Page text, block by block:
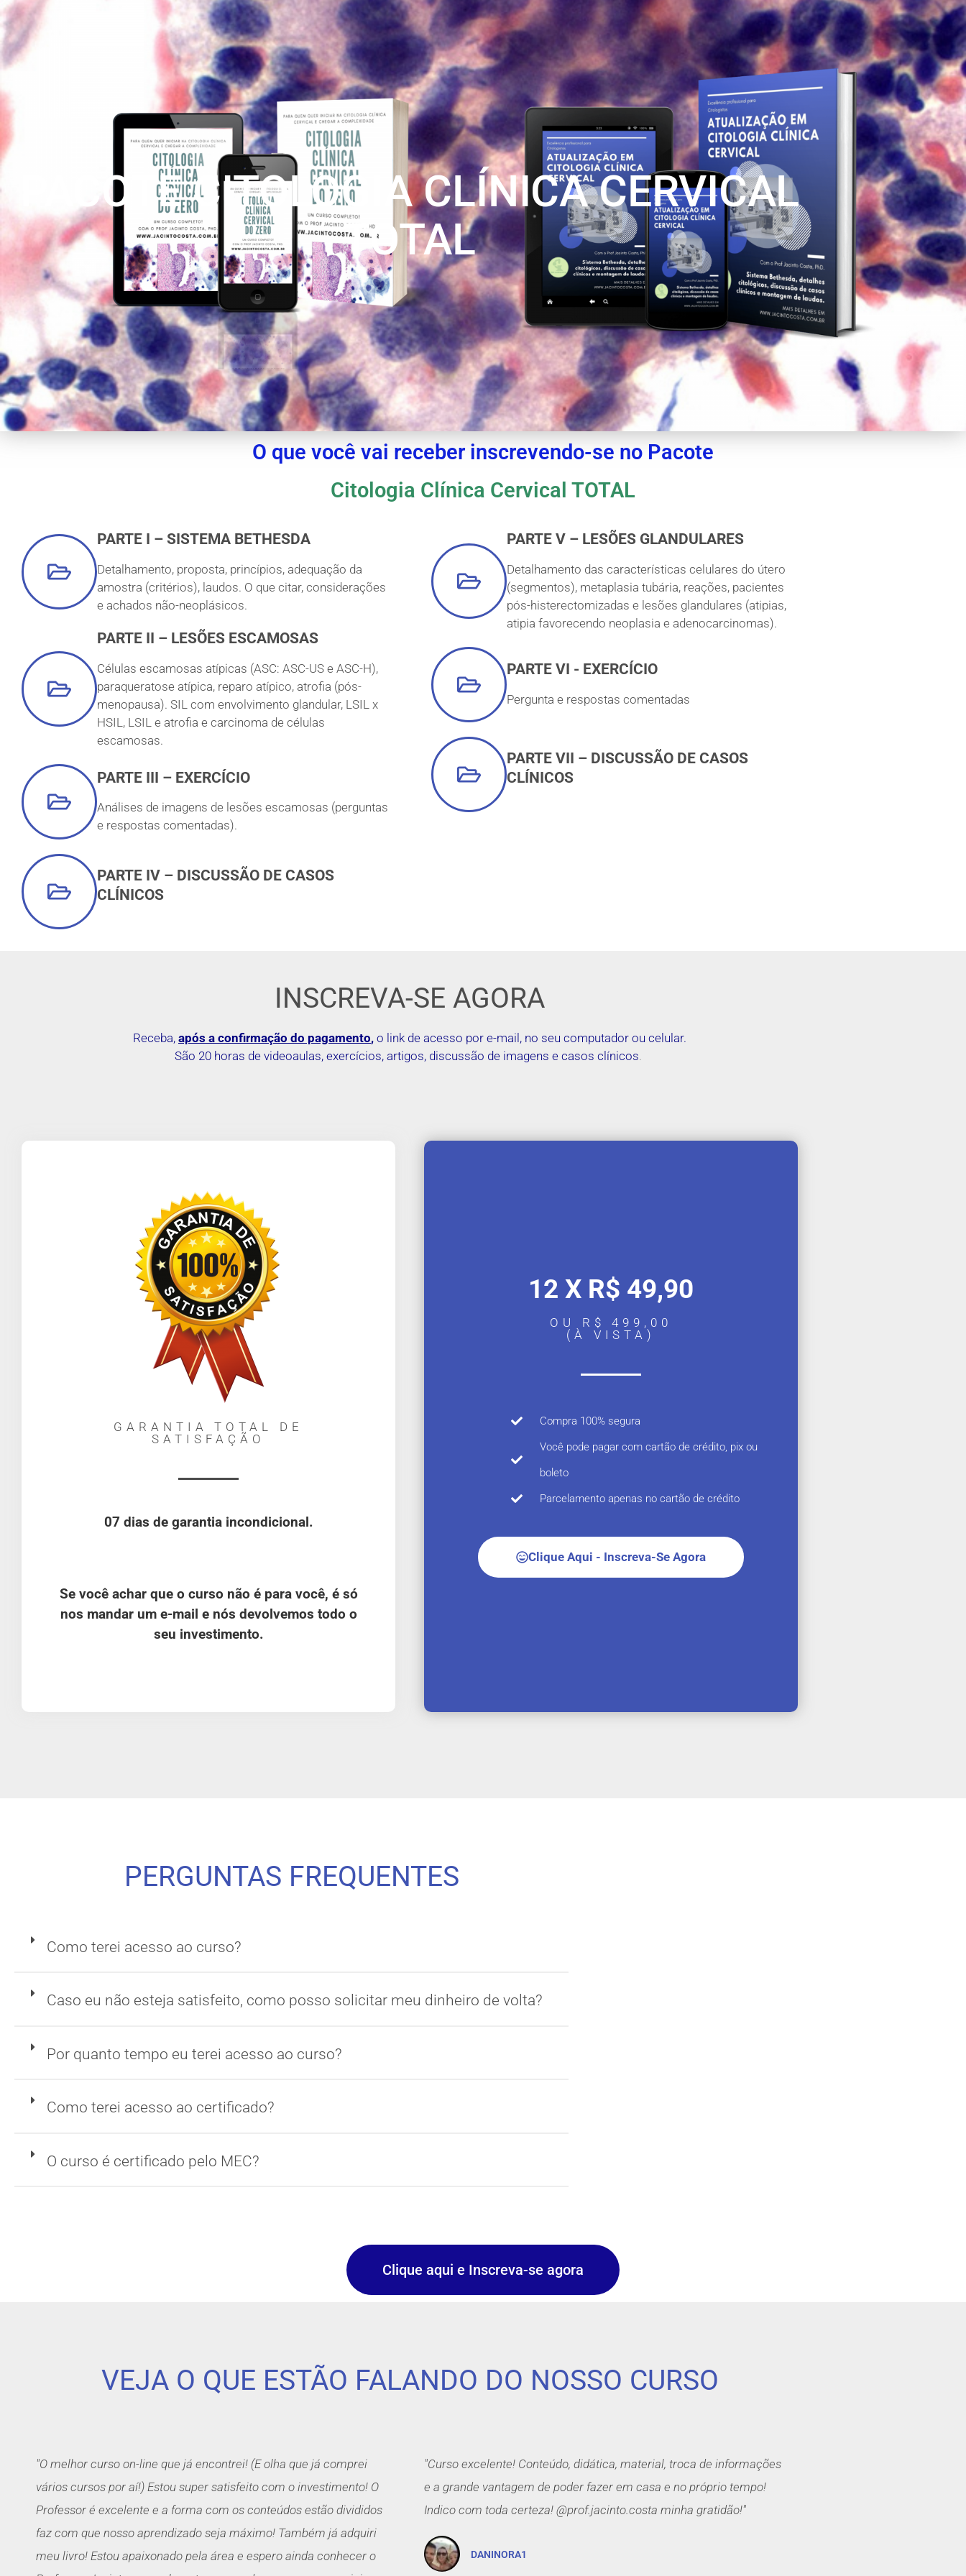
PACOTE CITOLOGIA CLÍNICA CERVICAL
TOTAL
O que você vai receber inscrevendo-se no Pacote
Citologia Clínica Cervical TOTAL
PARTE I – SISTEMA BETHESDA
Detalhamento, proposta, princípios, adequação da
amostra (critérios), laudos. O que citar, considerações
e achados não-neoplásicos.
PARTE II – LESÕES ESCAMOSAS
Células escamosas atípicas (ASC: ASC-US e ASC-H),
paraqueratose atípica, reparo atípico, atrofia (pós-
menopausa). SIL com envolvimento glandular, LSIL x
HSIL, LSIL e atrofia e carcinoma de células
escamosas.
PARTE III – EXERCÍCIO
Análises de imagens de lesões escamosas (perguntas
e respostas comentadas).
PARTE IV – DISCUSSÃO DE CASOS
CLÍNICOS
PARTE V – LESÕES GLANDULARES
Detalhamento das características celulares do útero
(segmentos), metaplasia tubária, reações, pacientes
pós-histerectomizadas e lesões glandulares (atipias,
atipia favorecendo neoplasia e adenocarcinomas).
PARTE VI - EXERCÍCIO
Pergunta e respostas comentadas
PARTE VII – DISCUSSÃO DE CASOS
CLÍNICOS
INSCREVA-SE AGORA
Receba, após a confirmação do pagamento, o link de acesso por e-mail, no seu computador ou celular.
São 20 horas de videoaulas, exercícios, artigos, discussão de imagens e casos clínicos
GARANTIA TOTAL DE
SATISFAÇÃO
07 dias de garantia incondicional.
Se você achar que o curso não é para você, é só
nos mandar um e-mail e nós devolvemos todo o
seu investimento.
12 X R$ 49,90
OU R$ 499,00
(À VISTA)
Compra 100% segura
Você pode pagar com cartão de crédito, pix ou
boleto
Parcelamento apenas no cartão de crédito
Clique Aqui - Inscreva-Se Agora
PERGUNTAS FREQUENTES
Como terei acesso ao curso?
Caso eu não esteja satisfeito, como posso solicitar meu dinheiro de volta?
Por quanto tempo eu terei acesso ao curso?
Como terei acesso ao certificado?
O curso é certificado pelo MEC?
Clique aqui e Inscreva-se agora
VEJA O QUE ESTÃO FALANDO DO NOSSO CURSO
"O melhor curso on-line que já encontrei! (E olha que já comprei
vários cursos por aí!) Estou super satisfeito com o investimento! O
Professor é excelente e a forma com os conteúdos estão divididos
faz com que nosso aprendizado seja máximo! Também já adquiri
meu livro! Estou apaixonado pela área e espero ainda conhecer o
"Curso excelente! Conteúdo, didática, material, troca de informações
e a grande vantagem de poder fazer em casa e no próprio tempo!
Indico com toda certeza! @prof.jacinto.costa minha gratidão!"
DANINORA1